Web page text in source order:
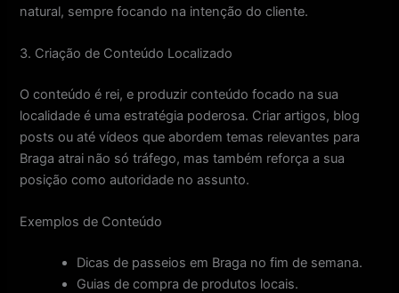
natural, sempre focando na intenção do cliente.
3. Criação de Conteúdo Localizado
O conteúdo é rei, e produzir conteúdo focado na sua
localidade é uma estratégia poderosa. Criar artigos, blog
posts ou até vídeos que abordem temas relevantes para
Braga atrai não só tráfego, mas também reforça a sua
posição como autoridade no assunto.
Exemplos de Conteúdo
Dicas de passeios em Braga no fim de semana.
Guias de compra de produtos locais.